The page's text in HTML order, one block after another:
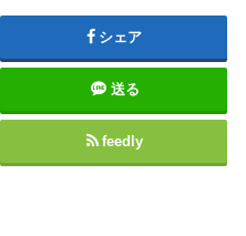
シェア
送る
feedly